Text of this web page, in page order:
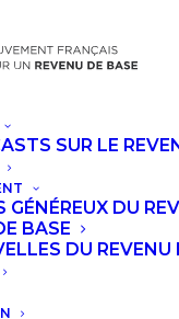
SUR LE
GÉNÉREUX DU
BASE
DU REVENU
2023
« LA FACE